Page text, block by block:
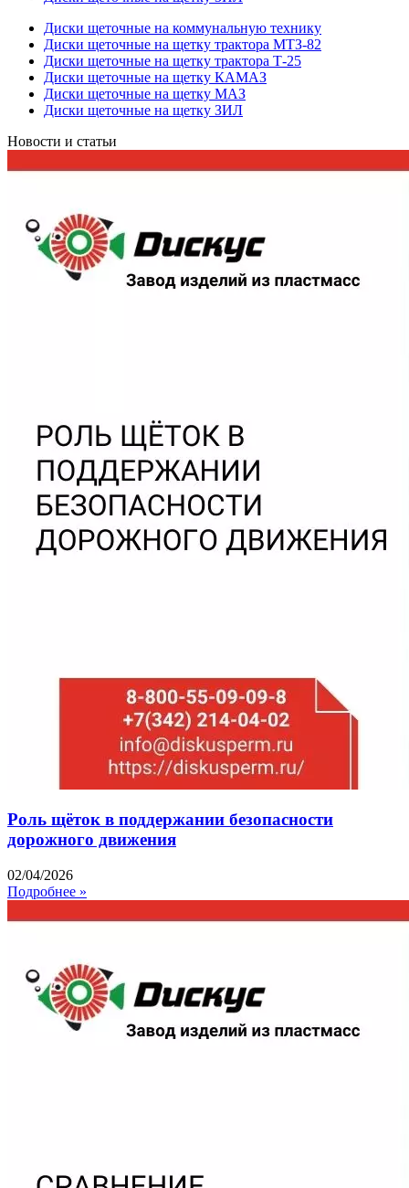
Диски щеточные на коммунальную технику
Диски щеточные на щетку трактора МТЗ-82
Диски щеточные на щетку трактора Т-25
Диски щеточные на щетку КАМАЗ
Диски щеточные на щетку МАЗ
Диски щеточные на щетку ЗИЛ
Новости и статьи
Роль щёток в поддержании безопасности
дорожного движения
02/04/2026
Подробнее »